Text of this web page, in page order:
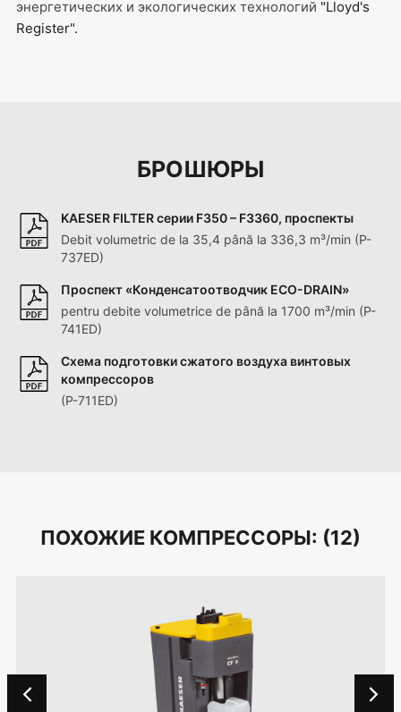
энергетических и экологических технологий "Lloyd's
Register".
БРОШЮРЫ
KAESER FILTER серии F350 – F3360, проспекты
Debit volumetric de la 35,4 până la 336,3 m³/min (P-
737ED)
Проспект «Конденсатоотводчик ECO-DRAIN»
pentru debite volumetrice de până la 1700 m³/min (P-
741ED)
Схема подготовки сжатого воздуха винтовых
компрессоров
(P-711ED)
ПОХОЖИЕ КОМПРЕССОРЫ: (12)